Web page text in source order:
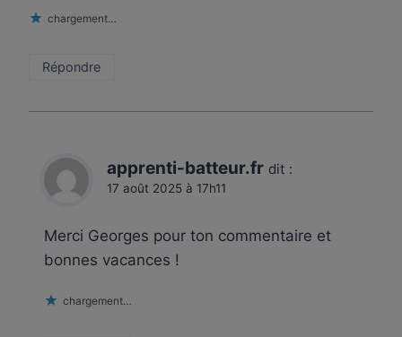
chargement…
Répondre
apprenti-batteur.fr dit :
17 août 2025 à 17h11
Merci Georges pour ton commentaire et
bonnes vacances !
chargement…